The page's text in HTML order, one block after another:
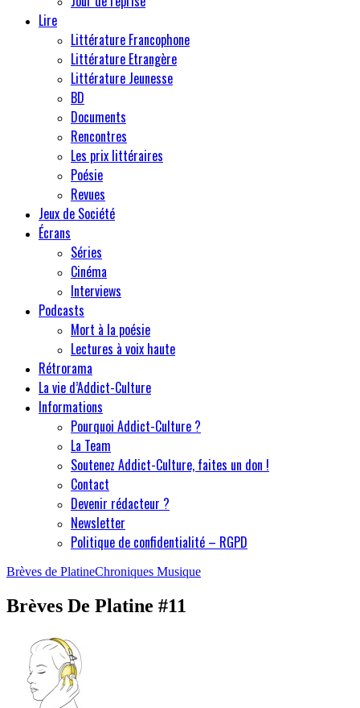
Lire
Littérature Francophone
Littérature Etrangère
Littérature Jeunesse
BD
Documents
Rencontres
Les prix littéraires
Poésie
Revues
Jeux de Société
Écrans
Séries
Cinéma
Interviews
Podcasts
Mort à la poésie
Lectures à voix haute
Rétrorama
La vie d’Addict-Culture
Informations
Pourquoi Addict-Culture ?
La Team
Soutenez Addict-Culture, faites un don !
Contact
Devenir rédacteur ?
Newsletter
Politique de confidentialité – RGPD
Brèves de PlatineChroniques Musique
Brèves De Platine #11